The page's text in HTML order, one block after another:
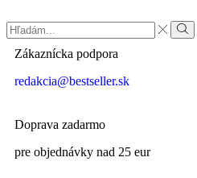
Zákaznícka podpora
redakcia@bestseller.sk
Doprava zadarmo
pre objednávky nad 25 eur